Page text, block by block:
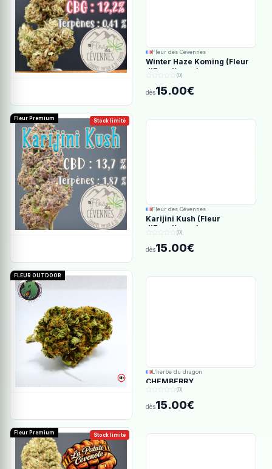
Fleur des Cévennes
Winter Haze Koming (Fleur
d'Excellence)
(0)
dès15.00€
Stock limité
Fleur Premium
Fleur des Cévennes
Karijini Kush (Fleur
d'Excellence)
(0)
dès15.00€
FLEUR OUTDOOR
L'herbe du dragon
CHEMBERRY
(0)
dès15.00€
Stock limité
Fleur Premium